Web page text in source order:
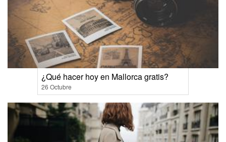
¿Qué hacer hoy en Mallorca gratis?
26 Octubre